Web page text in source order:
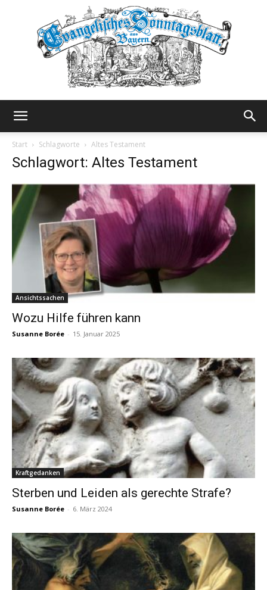
Start Schlagworte Altes Testament
Schlagwort: Altes Testament
Ansichtssachen
Wozu Hilfe führen kann
Susanne Borée - 15. Januar 2025
Kraftgedanken
Sterben und Leiden als gerechte Strafe?
Susanne Borée - 6. März 2024